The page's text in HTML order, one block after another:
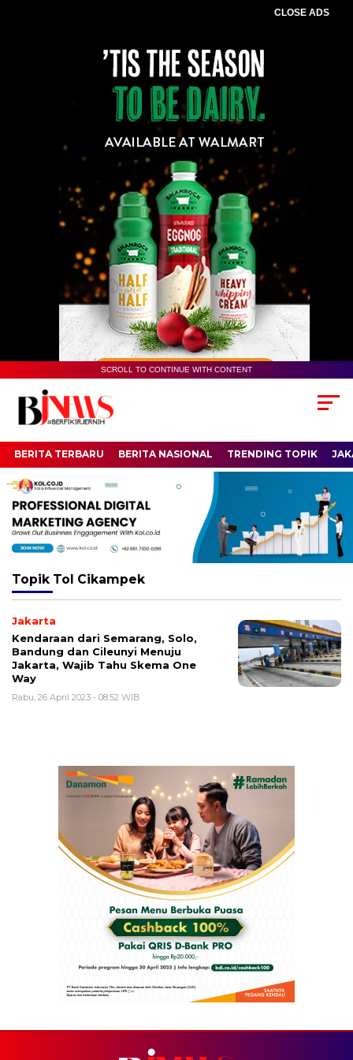
CLOSE ADS
SCROLL TO CONTINUE WITH CONTENT
BERITA TERBARU BERITA NASIONAL TRENDING TOPIK
Topik Tol Cikampek
Jakarta
Kendaraan dari Semarang, Solo,
Bandung dan Cileunyi Menuju
Jakarta, Wajib Tahu Skema One
Way
Rabu, 26 April 2023 - 08:52 WIB